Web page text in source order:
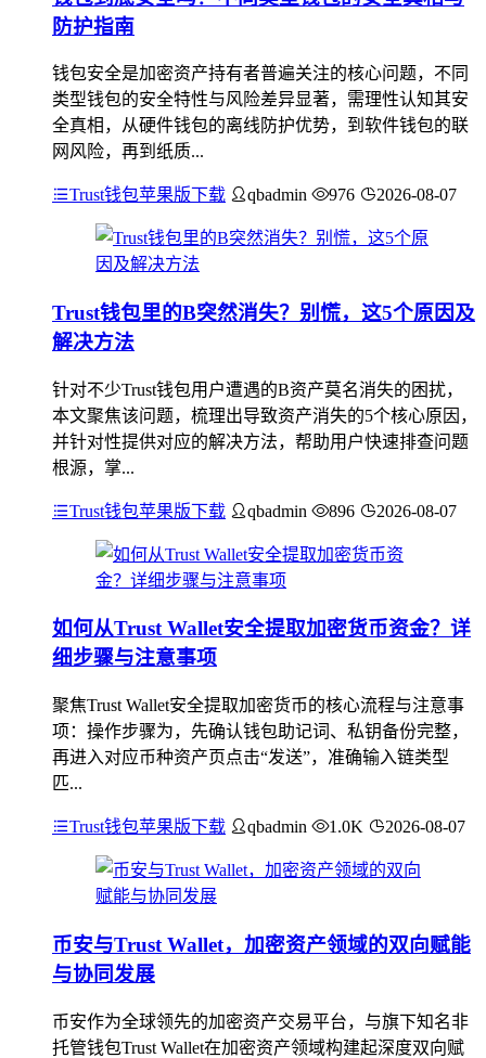
防护指南
钱包安全是加密资产持有者普遍关注的核心问题，不同
类型钱包的安全特性与风险差异显著，需理性认知其安
全真相，从硬件钱包的离线防护优势，到软件钱包的联
网风险，再到纸质...
Trust钱包苹果版下载 qbadmin 976 2026-08-07
Trust钱包里的B突然消失？别慌，这5个原因及
解决方法
针对不少Trust钱包用户遭遇的B资产莫名消失的困扰，
本文聚焦该问题，梳理出导致资产消失的5个核心原因，
并针对性提供对应的解决方法，帮助用户快速排查问题
根源，掌...
Trust钱包苹果版下载 qbadmin 896 2026-08-07
如何从Trust Wallet安全提取加密货币资金？详
细步骤与注意事项
聚焦Trust Wallet安全提取加密货币的核心流程与注意事
项：操作步骤为，先确认钱包助记词、私钥备份完整，
再进入对应币种资产页点击“发送”，准确输入链类型
匹...
Trust钱包苹果版下载 qbadmin 1.0K 2026-08-07
币安与Trust Wallet，加密资产领域的双向赋能
与协同发展
币安作为全球领先的加密资产交易平台，与旗下知名非
托管钱包Trust Wallet在加密资产领域构建起深度双向赋